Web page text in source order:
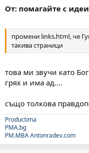
От: помагайте с идеи
промени links.html, че
такива страници
това ми звучи като
грях и има ад....
също толкова
Productima
PMA.bg
PM.MBAAntonradev.com